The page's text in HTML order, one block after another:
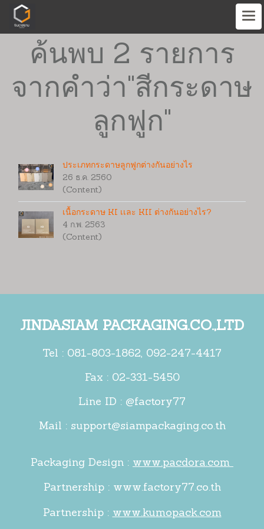
ค้นพบ 2 รายการ
จากคำว่า"สีกระดาษ
ลูกฟูก"
ประเภทกระดาษลูกฟูกต่างกันอย่างไร
26 ธ.ค. 2560
(Content)
เนื้อกระดาษ KI เเละ KII ต่างกันอย่างไร?
4 ก.พ. 2563
(Content)
JINDASIAM PACKAGING.CO.,LTD
Tel : 081-803-1862, 092-247-4417
Fax : 02-331-5450
Line ID : @factory77
Mail : support@siampackaging.co.th
Packaging Design : www.pacdora.com
Partnership : www.factory77.co.th
Partnership : www.kumopack.com